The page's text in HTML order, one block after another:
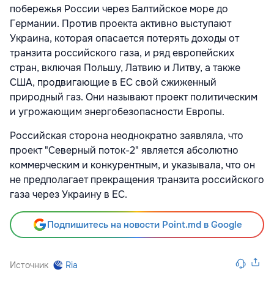
побережья России через Балтийское море до
Германии. Против проекта активно выступают
Украина, которая опасается потерять доходы от
транзита российского газа, и ряд европейских
стран, включая Польшу, Латвию и Литву, а также
США, продвигающие в ЕС свой сжиженный
природный газ. Они называют проект политическим
и угрожающим энергобезопасности Европы.
Российская сторона неоднократно заявляла, что
проект "Северный поток-2" является абсолютно
коммерческим и конкурентным, и указывала, что он
не предполагает прекращения транзита российского
газа через Украину в ЕС.
Подпишитесь на новости Point.md в Google
Источник Ria